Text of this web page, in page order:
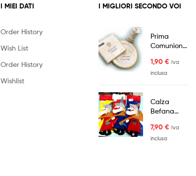
I MIEI DATI
Order History
Wish List
Order History
Wishlist
I MIGLIORI SECONDO VOI
Prima
Comunione
Sweeping
6pz
1,90€
Iva
inclusa
Calza
Befana
Befana in
Rilievo
7,90€
Iva
inclusa